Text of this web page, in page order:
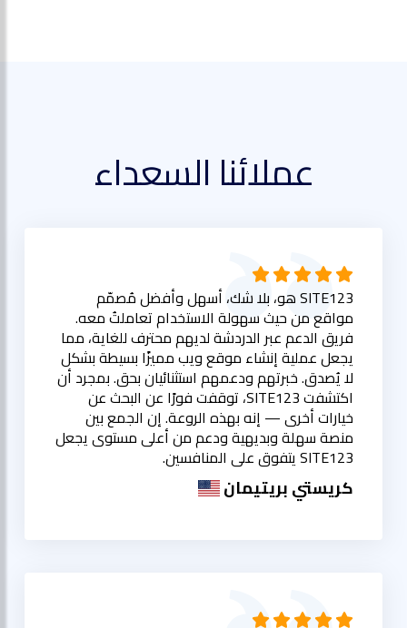
عملائنا السعداء
SITE123 هو، بلا شك، أسهل وأفضل مُصمّم
مواقع من حيث سهولة الاستخدام تعاملتُ معه.
فريق الدعم عبر الدردشة لديهم محترف للغاية، مما
يجعل عملية إنشاء موقع ويب مميزًا بسيطة بشكل
لا يُصدق. خبرتهم ودعمهم استثنائيان بحق. بمجرد أن
اكتشفت SITE123، توقفت فورًا عن البحث عن
خيارات أخرى — إنه بهذه الروعة. إن الجمع بين
منصة سهلة وبديهية ودعم من أعلى مستوى يجعل
SITE123 يتفوق على المنافسين.
كريستي بريتيمان